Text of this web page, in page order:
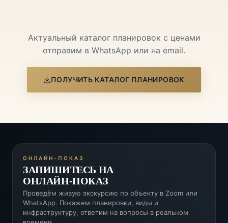
Актуальный каталог планировок с ценами
отправим в WhatsApp или на email.
ПОЛУЧИТЬ КАТАЛОГ ПЛАНИРОВОК
ОНЛАЙН-ПОКАЗ
ЗАПИШИТЕСЬ НА
ОНЛАЙН-ПОКАЗ
Проведём живую экскурсию по объекту в Zoom или
WhatsApp. Покажем планировки, виды и
инфраструктуру, ответим на вопросы в реальном